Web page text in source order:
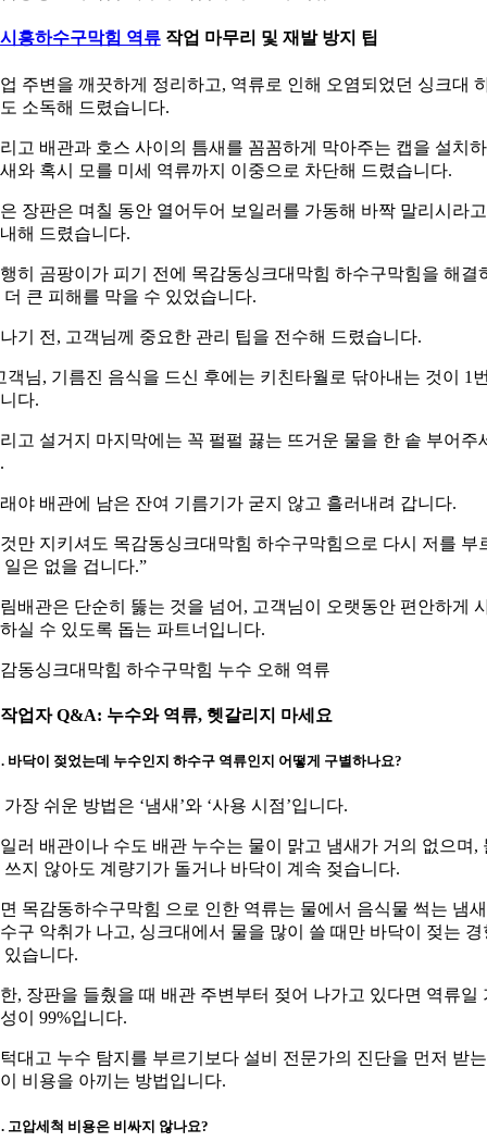
시흥하수구막힘 역류작업 마무리 및 재발 방지 팁
주변을 깨끗하게 정리하고, 역류로 인해 오염되었던 싱크대
소독해 드렸습니다.
고 배관과 호스 사이의 틈새를 꼼꼼하게 막아주는 캡을 설치
와 혹시 모를 미세 역류까지 이중으로 차단해 드렸습니다.
장판은 며칠 동안 열어두어 보일러를 가동해 바짝 말리시라고
해 드렸습니다.
히 곰팡이가 피기 전에 목감동싱크대막힘 하수구막힘을 해결
더 큰 피해를 막을 수 있었습니다.
기 전, 고객님께 중요한 관리 팁을 전수해 드렸습니다.
객님, 기름진 음식을 드신 후에는 키친타월로 닦아내는 것이 1
다.
고 설거지 마지막에는 꼭 펄펄 끓는 뜨거운 물을 한 솥 부어주
야 배관에 남은 잔여 기름기가 굳지 않고 흘러내려 갑니다.
만 지키셔도 목감동싱크대막힘 하수구막힘으로 다시 저를 부
일은 없을 겁니다.”
배관은 단순히 뚫는 것을 넘어, 고객님이 오랫동안 편안하게
실 수 있도록 돕는 파트너입니다.
동싱크대막힘 하수구막힘 누수 오해 역류
업자 Q&A: 누수와 역류, 헷갈리지 마세요
바닥이 젖었는데 누수인지 하수구 역류인지 어떻게 구별하나요?
장 쉬운 방법은 ‘냄새’와 ‘사용 시점’입니다.
러 배관이나 수도 배관 누수는 물이 맑고 냄새가 거의 없으며,
쓰지 않아도 계량기가 돌거나 바닥이 계속 젖습니다.
목감동하수구막힘 으로 인한 역류는 물에서 음식물 썩는 냄
구 악취가 나고, 싱크대에서 물을 많이 쓸 때만 바닥이 젖는 경
있습니다.
, 장판을 들췄을 때 배관 주변부터 젖어 나가고 있다면 역류일
이 99%입니다.
대고 누수 탐지를 부르기보다 설비 전문가의 진단을 먼저 받는
비용을 아끼는 방법입니다.
고압세척 비용은 비싸지 않나요?